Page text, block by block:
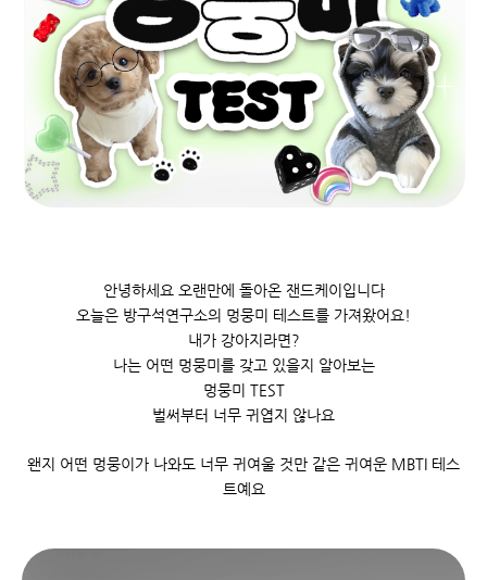
안녕하세요 오랜만에 돌아온 잰드케이입니다
오늘은 방구석연구소의 멍뭉미 테스트를 가져왔어요!
내가 강아지라면?
나는 어떤 멍뭉미를 갖고 있을지 알아보는
멍뭉미 TEST
벌써부터 너무 귀엽지 않나요
왠지 어떤 멍뭉이가 나와도 너무 귀여울 것만 같은 귀여운 MBTI 테스
트예요